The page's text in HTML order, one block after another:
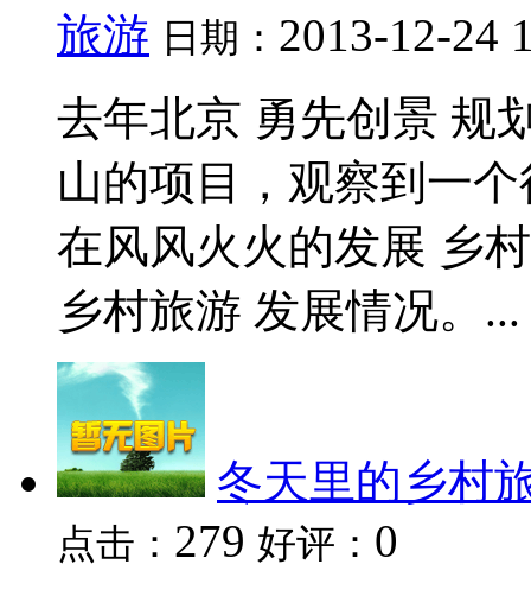
旅游 日期： 2013-12-24
去年北京 勇先创景 规
山的项目，观察到一
在风风火火的发展 乡
乡村旅游 发展情况。...
冬天里的乡村
点击： 279 好评： 0